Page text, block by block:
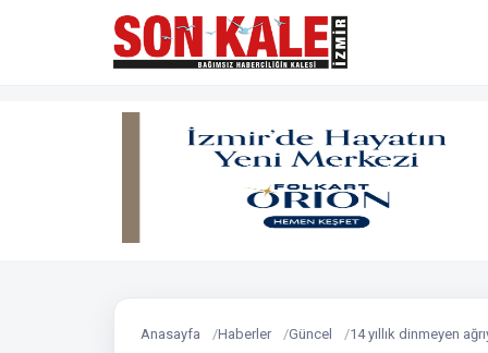
Anasayfa Haberler Güncel 14 yıllık dinmeyen